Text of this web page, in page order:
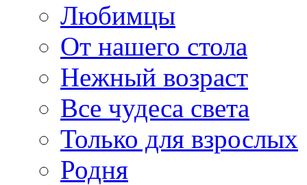
Любимцы
От нашего стола
Нежный возраст
Все чудеса света
Только для взрослых
Родня